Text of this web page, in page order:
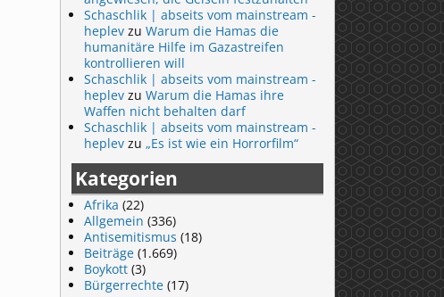
Schaschlik | abseits vom mainstream -
heplev zu Warum die Hamas die
humanitäre Hilfe im Gazastreifen
kontrollieren will
Schaschlik | abseits vom mainstream -
heplev zu Warum die Hamas ihre
Waffen nicht behalten darf
Schaschlik | abseits vom mainstream -
heplev zu „Es ist wie ein Horrorfilm“
Kategorien
Afrika (22)
Allgemein (336)
Antisemitismus (18)
Beiträge (1.669)
Boykott (3)
Bürgerrechte (17)